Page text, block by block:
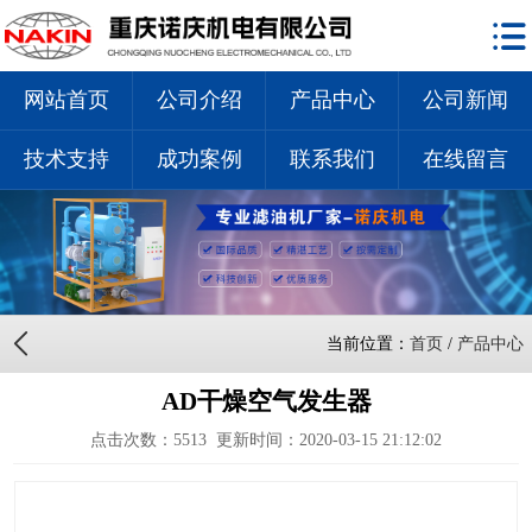
网站首页 公司介绍 产品中心 公司新闻
技术支持 成功案例 联系我们 在线留言
当前位置： 首页 / 产品中心
AD干燥空气发生器
点击次数： 5513 更新时间：2020-03-15 21:12:02